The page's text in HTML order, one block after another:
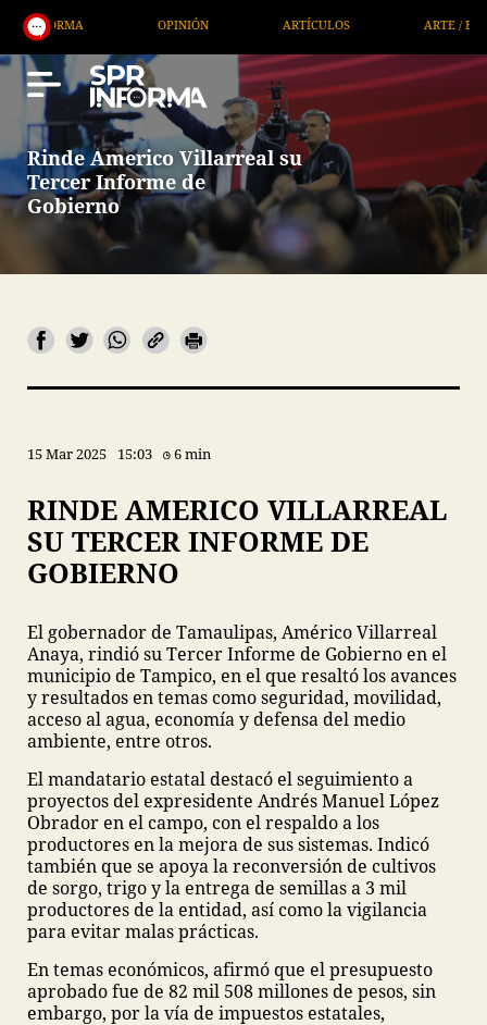
OPINIÓN ARTÍCULOS ARTE / ENTRETENIMIENTO
Rinde Americo Villarreal su
Tercer Informe de
Gobierno
15 Mar 2025 15:03 6 min
RINDE AMERICO VILLARREAL
SU TERCER INFORME DE
GOBIERNO
El gobernador de Tamaulipas, Américo Villarreal
Anaya, rindió su Tercer Informe de Gobierno en el
municipio de Tampico, en el que resaltó los avances
y resultados en temas como seguridad, movilidad,
acceso al agua, economía y defensa del medio
ambiente, entre otros.
El mandatario estatal destacó el seguimiento a
proyectos del expresidente Andrés Manuel López
Obrador en el campo, con el respaldo a los
productores en la mejora de sus sistemas. Indicó
también que se apoya la reconversión de cultivos
de sorgo, trigo y la entrega de semillas a 3 mil
productores de la entidad, así como la vigilancia
para evitar malas prácticas.
En temas económicos, afirmó que el presupuesto
aprobado fue de 82 mil 508 millones de pesos, sin
embargo, por la vía de impuestos estatales,